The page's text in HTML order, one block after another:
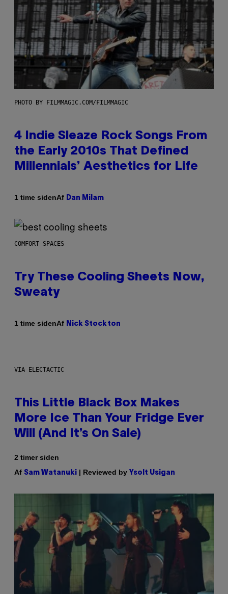
PHOTO BY FILMMAGIC.COM/FILMMAGIC
4 Indie Sleaze Rock Songs From
the Early 2010s That Defined
Millennials’ Aesthetics for Life
1 time sidenAf Dan Milam
COMFORT SPACES
Try These Cooling Sheets Now,
Sweaty
1 time sidenAf Nick Stockton
VIA ELECTACTIC
This Little Black Box Makes
More Ice Than Your Fridge Ever
Will (And It’s On Sale)
2 timer siden
Af Sam Watanuki | Reviewed by Ysolt Usigan